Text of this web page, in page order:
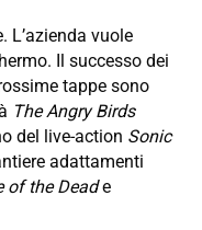
L’azienda vuole
Il successo dei
tappe sono
The Angry Birds
del live-action Sonic
adattamenti
of the Deade